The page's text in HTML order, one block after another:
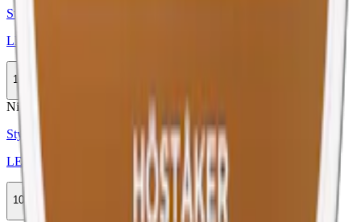
Styrka Nikotinfri · Slim
LEWA Power Functional Apple Spruce
10-pack
Nikotinfri
Styrka Nikotinfri · Large
LEWA Classic Taste of Tobacco No Nico
10-pack